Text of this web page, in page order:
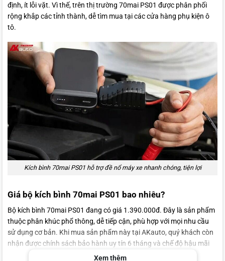
định, ít lỗi vặt. Vì thế, trên thị trường 70mai PS01 được phân phối
rộng khắp các tỉnh thành, dễ tìm mua tại các cửa hàng phụ kiện ô
tô.
Kích bình 70mai PS01 hỗ trợ đề nổ máy xe nhanh chóng, tiện lợi
Giá bộ kích bình 70mai PS01 bao nhiêu?
Bộ kích bình 70mai PS01 đang có giá 1.390.000đ. Đây là sản phẩm
thuộc phân khúc phổ thông, dễ tiếp cận, phù hợp với mọi nhu cầu
sử dụng cơ bản. Khi mua sản phẩm này tại AKauto, quý khách còn
nhận được chính sách bảo hành uy tín 6 tháng và chế độ hậu mãi
Xem thêm